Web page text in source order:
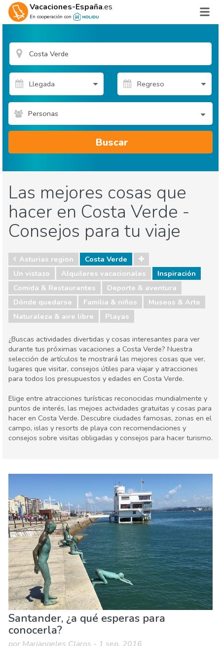
Vacaciones-España.es
En cooperación con
Personas
Buscar
Las mejores cosas que
hacer en Costa Verde -
Consejos para tu viaje
Asturias region
Costa Verde
Un vistazo
Alquileres vacacionales
Inspiración
Comida & Restaurantes
Deporte & aventura
Dónde quedarse
Familia & niños
Museos & Arte
Naturaleza & aire libre
Playas
¿Buscas actividades divertidas y cosas interesantes para ver
durante tus próximas vacaciones a Costa Verde? Nuestra
selección de artículos te mostrará las mejores cosas que ver,
lugares que visitar, consejos útiles para viajar y atracciones
para todos los presupuestos y edades en Costa Verde.
Elige entre atracciones turísticas reconocidas mundialmente y
puntos de interés, las mejoes actvidades gratuitas y cosas para
hacer en Costa Verde. Descubre ciudades famosas, zonas en el
campo, islas y resorts de playa con recomendaciones y
consejos sobre visitas obligadas y consejos para hacer turismo.
Deporte & aventura
Dónde quedarse
Familia & niños
Museos & Arte
Naturaleza & aire libre
Playas
Santander, ¿a qué esperas para
conocerla?